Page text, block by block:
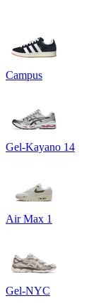
Campus
Gel-Kayano 14
Air Max 1
Gel-NYC